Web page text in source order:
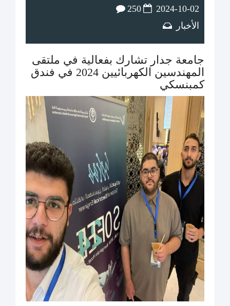
2024-10-02
الأخبار
250
جامعة جدار تشارك بفعالية في ملتقى
المهندسين الكهربائيين 2024 في فندق
كمبنسكي